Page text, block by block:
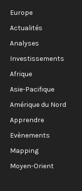
Europe
Actualités
Analyses
Investissements
Afrique
Asie-Pacifique
Amérique du Nord
Apprendre
Evènements
Mapping
Moyen-Orient